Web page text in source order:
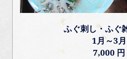
ふぐ刺し・ふぐ
1月～3月
7,000 円